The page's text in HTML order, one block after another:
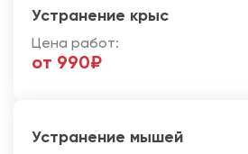
Устранение крыс
Цена работ:
от 990₽
Устранение мышей